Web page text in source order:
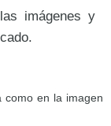
imágenes y
como en la imagen